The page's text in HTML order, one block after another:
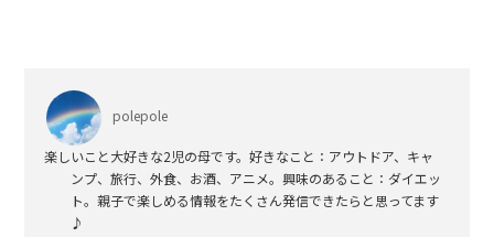
polepole
楽しいこと大好きな2児の母です。好きなこと：アウトドア、キャ
ンプ、旅行、外食、お酒、アニメ。興味のあること：ダイエッ
ト。親子で楽しめる情報をたくさん発信できたらと思ってます
♪